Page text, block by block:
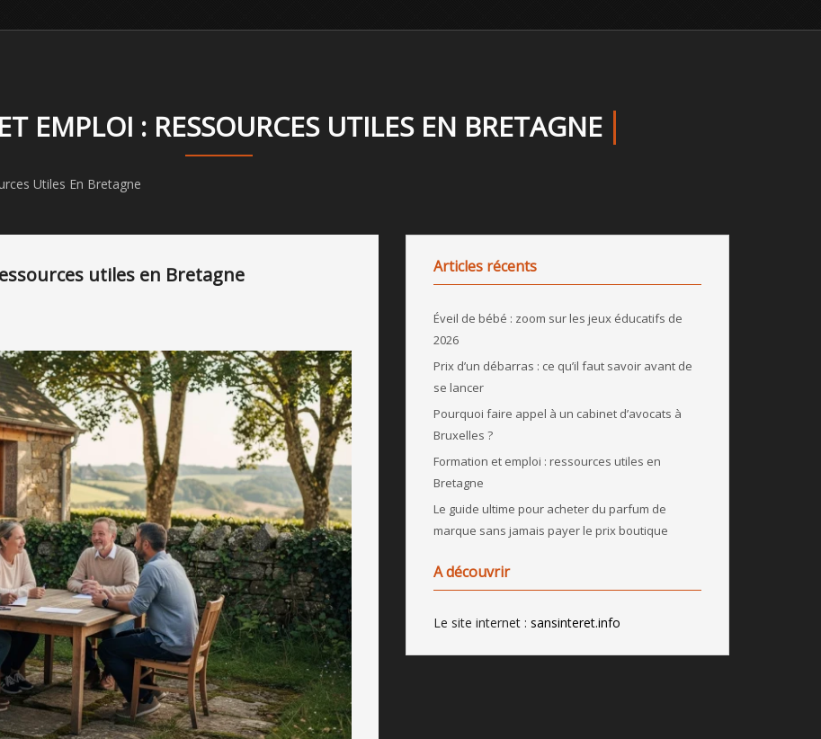
EMPLOI : RESSOURCES UTILES EN BRETAGNE
Utiles En Bretagne
utiles en Bretagne Articles récents
Éveil de bébé : zoom sur les jeux éducatifs de
2026
Prix d’un débarras : ce qu’il faut savoir avant de
se lancer
Pourquoi faire appel à un cabinet d’avocats à
Bruxelles ?
Formation et emploi : ressources utiles en
Bretagne
Le guide ultime pour acheter du parfum de
marque sans jamais payer le prix boutique
A découvrir
Le site internet : sansinteret.info